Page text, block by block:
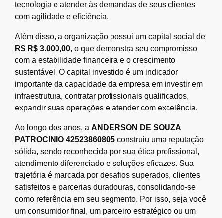
tecnologia e atender às demandas de seus clientes
com agilidade e eficiência.
Além disso, a organização possui um capital social de
R$ R$ 3.000,00, o que demonstra seu compromisso
com a estabilidade financeira e o crescimento
sustentável. O capital investido é um indicador
importante da capacidade da empresa em investir em
infraestrutura, contratar profissionais qualificados,
expandir suas operações e atender com excelência.
Ao longo dos anos, a ANDERSON DE SOUZA
PATROCINIO 42523860805 construiu uma reputação
sólida, sendo reconhecida por sua ética profissional,
atendimento diferenciado e soluções eficazes. Sua
trajetória é marcada por desafios superados, clientes
satisfeitos e parcerias duradouras, consolidando-se
como referência em seu segmento. Por isso, seja você
um consumidor final, um parceiro estratégico ou um